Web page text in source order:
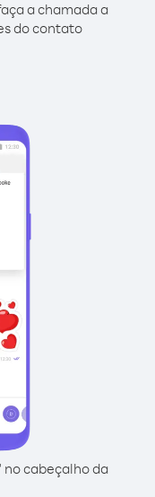
a chamada a
do contato
no cabeçalho da